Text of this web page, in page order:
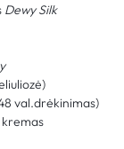
Dewy Silk
val.drėkinimas)